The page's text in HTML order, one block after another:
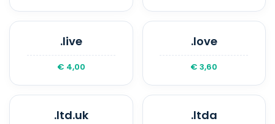
.live
€ 4,00
.love
€ 3,60
.ltd.uk .ltda